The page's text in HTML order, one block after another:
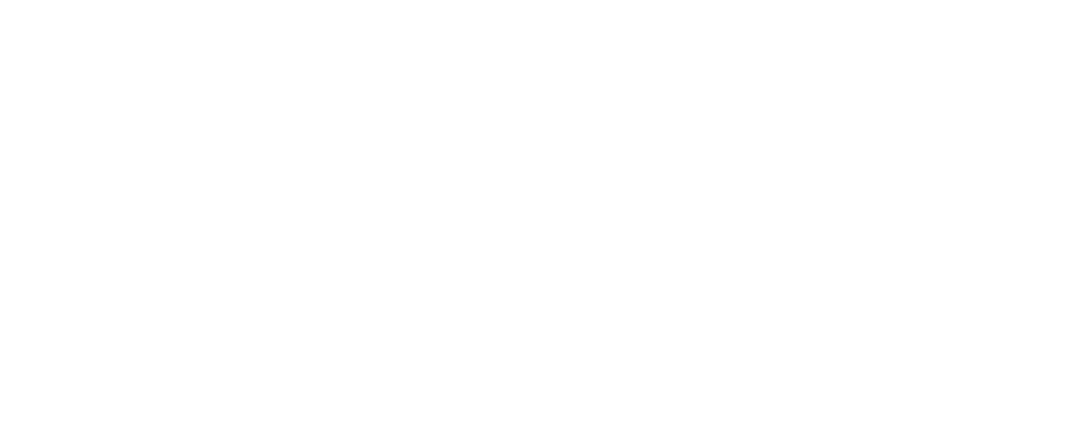
a barů, bazén v plážovém klubu (lehátka, slunečníky a osušky zdarma), dětský bazén, dětský klub, business centrum, fitness, wellness.
uvedené vybavení)
přistýlka (lze pouze v kombinaci s jednou postelí typu King).